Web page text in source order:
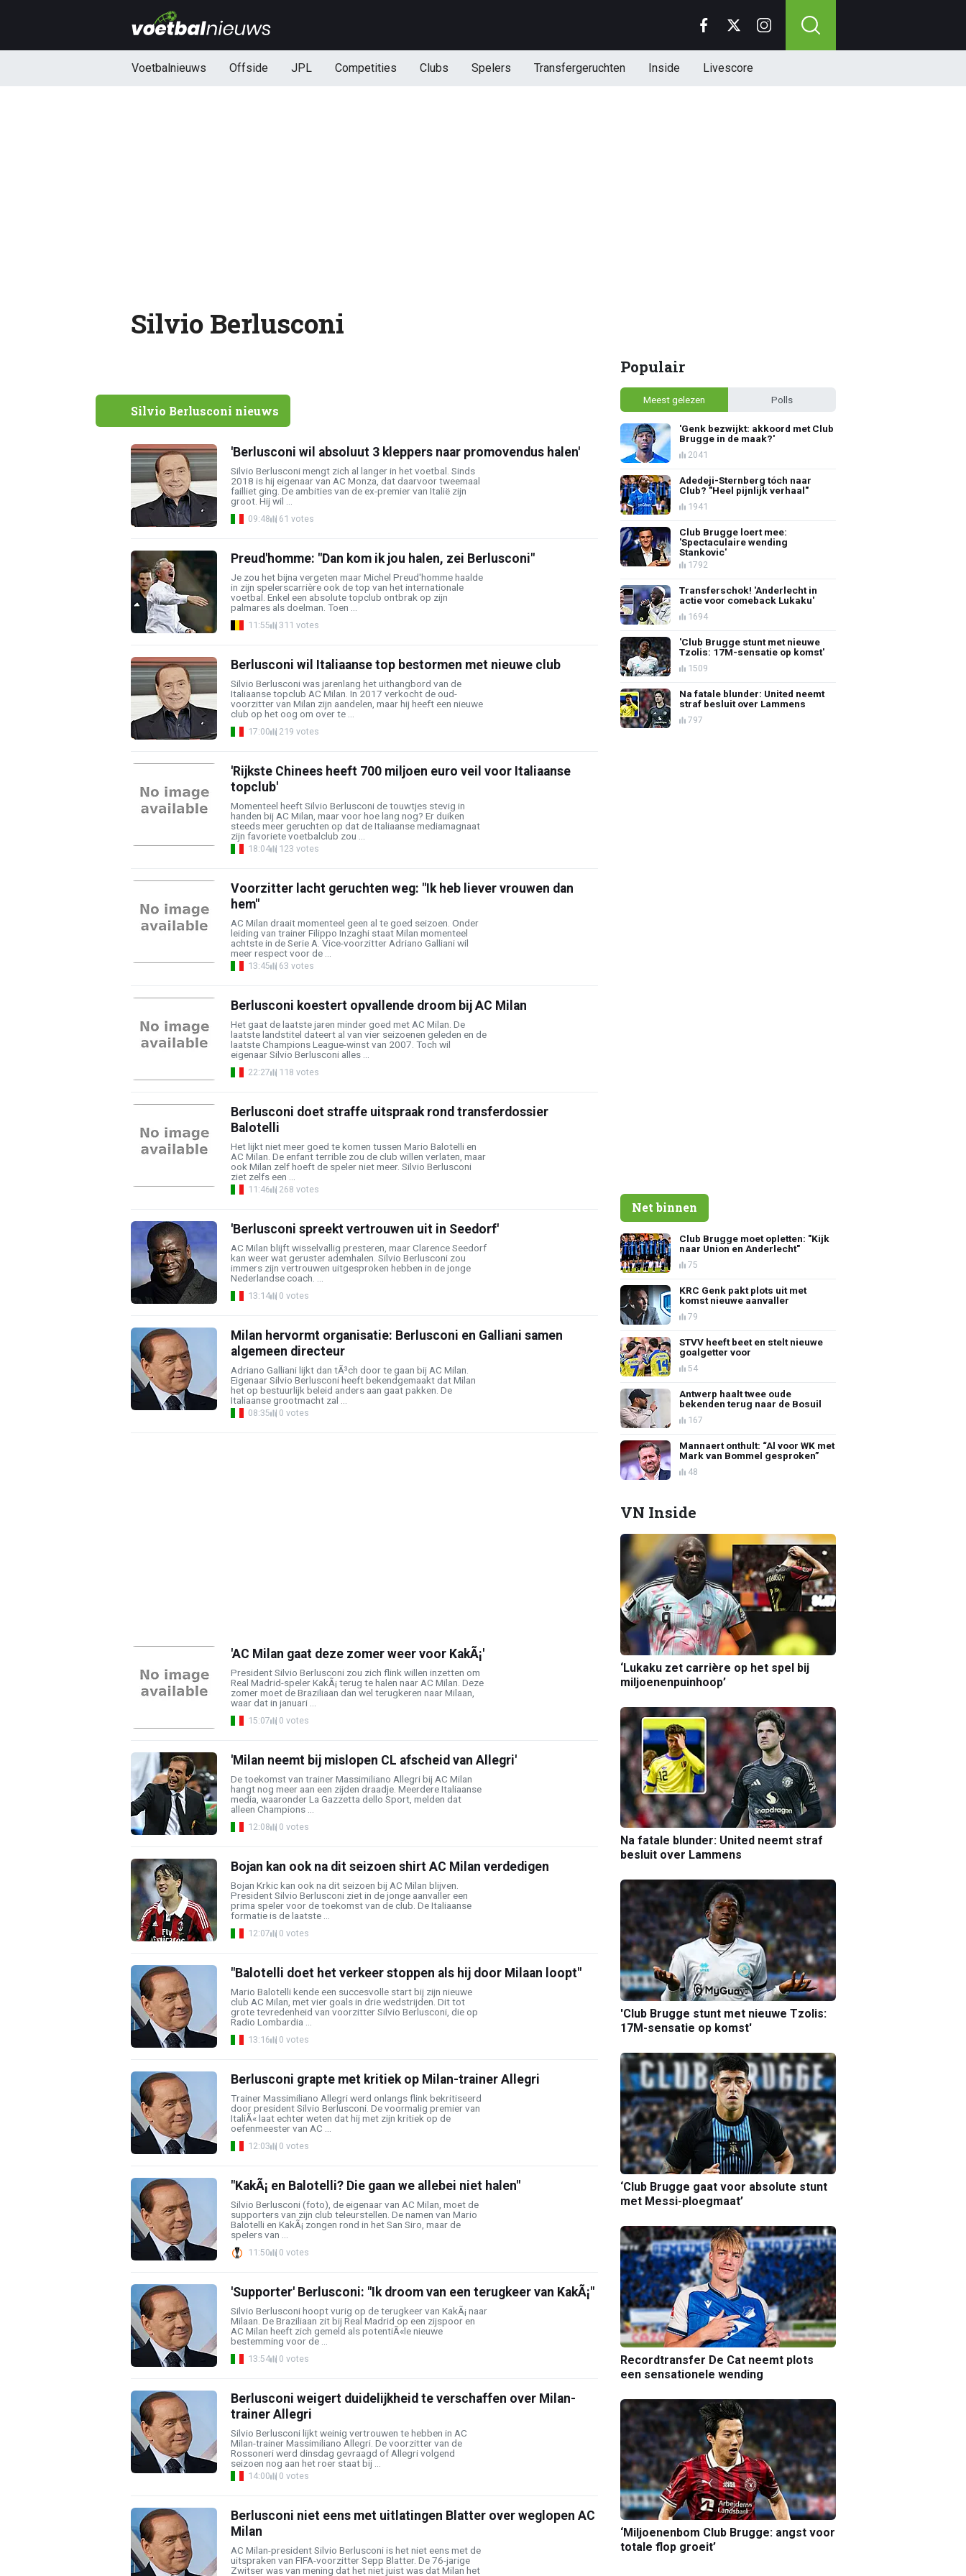
Voetbalnieuws Offside JPL Competities Clubs Spelers Transfergeruchten Inside Livescore
Silvio Berlusconi
Silvio Berlusconi nieuws
'Berlusconi wil absoluut 3 kleppers naar promovendus halen'
Silvio Berlusconi mengt zich al langer in het voetbal. Sinds
2018 is hij eigenaar van AC Monza, dat daarvoor tweemaal
failliet ging. De ambities van de ex-premier van Italië zijn
groot. Hij wil ...
09:48 61 votes
Preud'homme: "Dan kom ik jou halen, zei Berlusconi"
Je zou het bijna vergeten maar Michel Preud'homme haalde
in zijn spelerscarrière ook de top van het internationale
voetbal. Enkel een absolute topclub ontbrak op zijn
palmares als doelman. Toen ...
11:55 311 votes
Berlusconi wil Italiaanse top bestormen met nieuwe club
Silvio Berlusconi was jarenlang het uithangbord van de
Italiaanse topclub AC Milan. In 2017 verkocht de oud-
voorzitter van Milan zijn aandelen, maar hij heeft een nieuwe
club op het oog om over te ...
17:00 219 votes
'Rijkste Chinees heeft 700 miljoen euro veil voor Italiaanse
topclub'
Momenteel heeft Silvio Berlusconi de touwtjes stevig in
handen bij AC Milan, maar voor hoe lang nog? Er duiken
steeds meer geruchten op dat de Italiaanse mediamagnaat
zijn favoriete voetbalclub zou ...
18:04 123 votes
Voorzitter lacht geruchten weg: "Ik heb liever vrouwen dan
hem"
AC Milan draait momenteel geen al te goed seizoen. Onder
leiding van trainer Filippo Inzaghi staat Milan momenteel
achtste in de Serie A. Vice-voorzitter Adriano Galliani wil
meer respect voor de ...
13:45 63 votes
Berlusconi koestert opvallende droom bij AC Milan
Het gaat de laatste jaren minder goed met AC Milan. De
laatste landstitel dateert al van vier seizoenen geleden en de
laatste Champions League-winst van 2007. Toch wil
eigenaar Silvio Berlusconi alles ...
22:27 118 votes
Berlusconi doet straffe uitspraak rond transferdossier
Balotelli
Het lijkt niet meer goed te komen tussen Mario Balotelli en
AC Milan. De enfant terrible zou de club willen verlaten, maar
ook Milan zelf hoeft de speler niet meer. Silvio Berlusconi
ziet zelfs een ...
11:46 268 votes
'Berlusconi spreekt vertrouwen uit in Seedorf'
AC Milan blijft wisselvallig presteren, maar Clarence Seedorf
kan weer wat geruster ademhalen. Silvio Berlusconi zou
immers zijn vertrouwen uitgesproken hebben in de jonge
Nederlandse coach. ...
13:14 0 votes
Milan hervormt organisatie: Berlusconi en Galliani samen
algemeen directeur
Adriano Galliani lijkt dan tÃ³ch door te gaan bij AC Milan.
Eigenaar Silvio Berlusconi heeft bekendgemaakt dat Milan
het op bestuurlijk beleid anders aan gaat pakken. De
Italiaanse grootmacht zal ...
08:35 0 votes
'AC Milan gaat deze zomer weer voor KakÃ¡'
President Silvio Berlusconi zou zich flink willen inzetten om
Real Madrid-speler KakÃ¡ terug te halen naar AC Milan. Deze
zomer moet de Braziliaan dan wel terugkeren naar Milaan,
waar dat in januari ...
15:07 0 votes
'Milan neemt bij mislopen CL afscheid van Allegri'
De toekomst van trainer Massimiliano Allegri bij AC Milan
hangt nog meer aan een zijden draadje. Meerdere Italiaanse
media, waaronder La Gazzetta dello Sport, melden dat
alleen Champions ...
12:08 0 votes
Bojan kan ook na dit seizoen shirt AC Milan verdedigen
Bojan Krkic kan ook na dit seizoen bij AC Milan blijven.
President Silvio Berlusconi ziet in de jonge aanvaller een
prima speler voor de toekomst van de club. De Italiaanse
formatie is de laatste ...
12:07 0 votes
"Balotelli doet het verkeer stoppen als hij door Milaan loopt"
Mario Balotelli kende een succesvolle start bij zijn nieuwe
club AC Milan, met vier goals in drie wedstrijden. Dit tot
grote tevredenheid van voorzitter Silvio Berlusconi, die op
Radio Lombardia ...
13:16 0 votes
Berlusconi grapte met kritiek op Milan-trainer Allegri
Trainer Massimiliano Allegri werd onlangs flink bekritiseerd
door president Silvio Berlusconi. De voormalig premier van
ItaliÃ« laat echter weten dat hij met zijn kritiek op de
oefenmeester van AC ...
12:03 0 votes
"KakÃ¡ en Balotelli? Die gaan we allebei niet halen"
Silvio Berlusconi (foto), de eigenaar van AC Milan, moet de
supporters van zijn club teleurstellen. De namen van Mario
Balotelli en KakÃ¡ zongen rond in het San Siro, maar de
spelers van ...
11:50 0 votes
'Supporter' Berlusconi: "Ik droom van een terugkeer van KakÃ¡"
Silvio Berlusconi hoopt vurig op de terugkeer van KakÃ¡ naar
Milaan. De Braziliaan zit bij Real Madrid op een zijspoor en
AC Milan heeft zich gemeld als potentiÃ«le nieuwe
bestemming voor de ...
13:54 0 votes
Berlusconi weigert duidelijkheid te verschaffen over Milan-
trainer Allegri
Silvio Berlusconi lijkt weinig vertrouwen te hebben in AC
Milan-trainer Massimiliano Allegri. De voorzitter van de
Rossoneri werd dinsdag gevraagd of Allegri volgend
seizoen nog aan het roer staat bij ...
14:00 0 votes
Berlusconi niet eens met uitlatingen Blatter over weglopen AC
Milan
AC Milan-president Silvio Berlusconi is het niet eens met de
uitspraken van FIFA-voorzitter Sepp Blatter. De 76-jarige
Zwitser was van mening dat het niet juist was dat Milan het
Populair
Meest gelezen Polls
'Genk bezwijkt: akkoord met Club
Brugge in de maak?'
2041
Adedeji-Sternberg tóch naar
Club? "Heel pijnlijk verhaal"
1941
Club Brugge loert mee:
'Spectaculaire wending
Stankovic'
1792
Transferschok! 'Anderlecht in
actie voor comeback Lukaku'
1694
'Club Brugge stunt met nieuwe
Tzolis: 17M-sensatie op komst'
1509
Na fatale blunder: United neemt
straf besluit over Lammens
797
Net binnen
Club Brugge moet opletten: "Kijk
naar Union en Anderlecht"
75
KRC Genk pakt plots uit met
komst nieuwe aanvaller
79
STVV heeft beet en stelt nieuwe
goalgetter voor
54
Antwerp haalt twee oude
bekenden terug naar de Bosuil
167
Mannaert onthult: “Al voor WK met
Mark van Bommel gesproken”
48
VN Inside
‘Lukaku zet carrière op het spel bij
miljoenenpuinhoop’
Na fatale blunder: United neemt straf
besluit over Lammens
'Club Brugge stunt met nieuwe Tzolis:
17M-sensatie op komst'
‘Club Brugge gaat voor absolute stunt
met Messi-ploegmaat’
Recordtransfer De Cat neemt plots
een sensationele wending
‘Miljoenenbom Club Brugge: angst voor
totale flop groeit’